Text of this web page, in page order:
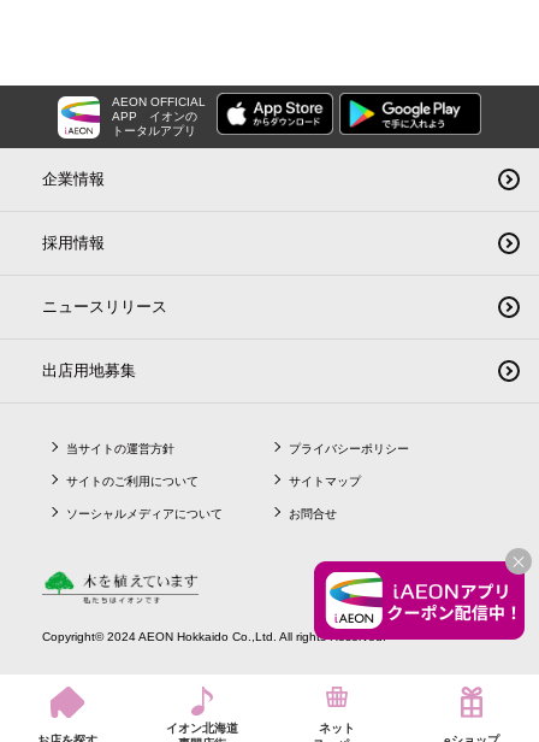
AEON OFFICIAL
APP
イオンの
トータルアプリ
企業情報
採用情報
ニュースリリース
出店用地募集
当サイトの運営方針
サイトのご利用について
ソーシャルメディアについて
プライバシーポリシー
サイトマップ
お問合せ
Copyright© 2024 AEON Hokkaido Co.,Ltd. All rights Reserved.
イオン北海道
ネット